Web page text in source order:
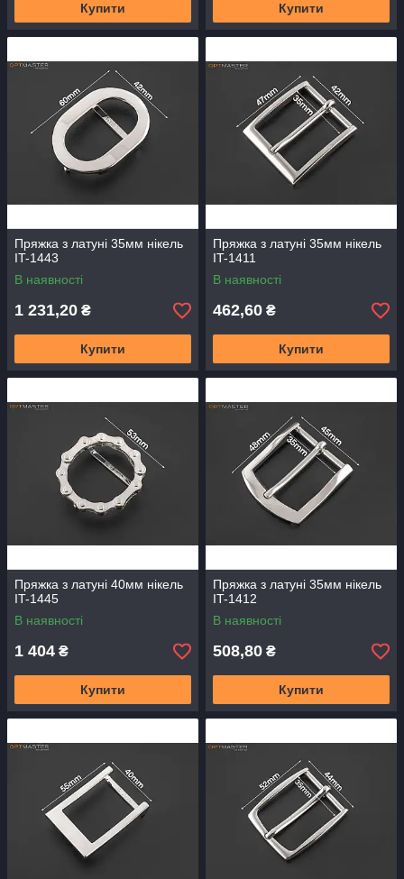
Купити Купити
Пряжка з латуні 35мм нікель
IT-1443
В наявності
1 231,20 ₴
Купити
Пряжка з латуні 35мм нікель
IT-1411
В наявності
462,60 ₴
Купити
Пряжка з латуні 40мм нікель
IT-1445
В наявності
1 404 ₴
Купити
Пряжка з латуні 35мм нікель
IT-1412
В наявності
508,80 ₴
Купити